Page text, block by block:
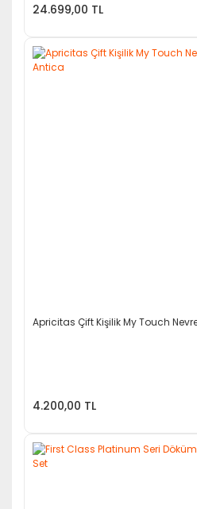
24.699,00 TL
Apricitas Çift Kişilik My Touch
4.200,00 TL